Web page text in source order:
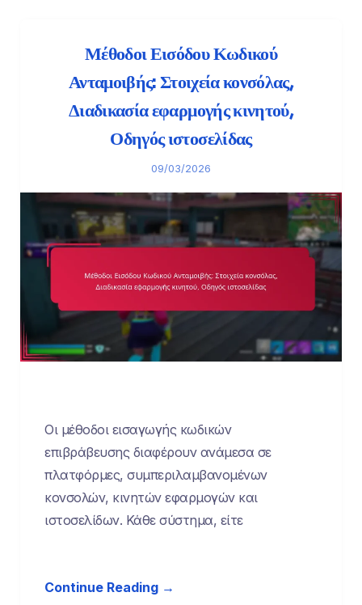
Μέθοδοι Εισόδου Κωδικού
Ανταμοιβής: Στοιχεία κονσόλας,
Διαδικασία εφαρμογής κινητού,
Οδηγός ιστοσελίδας
09/03/2026
Οι μέθοδοι εισαγωγής κωδικών
επιβράβευσης διαφέρουν ανάμεσα σε
πλατφόρμες, συμπεριλαμβανομένων
κονσολών, κινητών εφαρμογών και
ιστοσελίδων. Κάθε σύστημα, είτε
Continue Reading →